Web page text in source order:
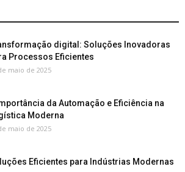
digital: Soluções Inovadoras
Processos Eficientes
maio de 2025
da Automação e Eficiência na
Moderna
maio de 2025
Eficientes para Indústrias Modernas